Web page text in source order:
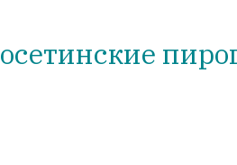
осетинские